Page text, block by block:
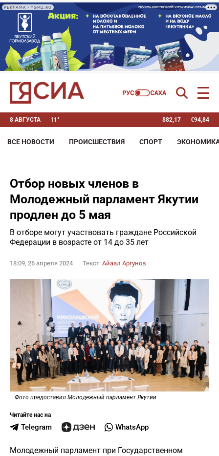
РЕКЛАМА • YGMZ.RU
8 АВГУСТА 11° $82,17 €94,84
ВСЕ НОВОСТИ ПРОИСШЕСТВИЯ СПОРТ
Отбор новых членов в
Молодежный парламент Якутии
продлен до 5 мая
В отборе могут участвовать граждане Российской
Федерации в возрасте от 14 до 35 лет
18:09, 26 апреля 2024 Текст: Айаал Аргунов
Фото предоставил Молодежный парламент Якутии
Читайте нас на
Telegram WhatsApp
Молодежный парламент при Государственном